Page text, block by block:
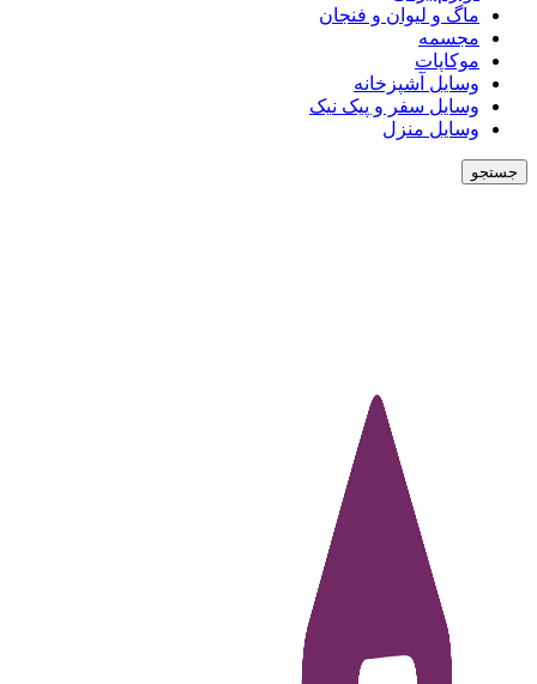
ماگ و لیوان و فنجان
مجسمه
موکاپات
وسایل آشپزخانه
وسایل سفر و پیک نیک
وسایل منزل
جستجو